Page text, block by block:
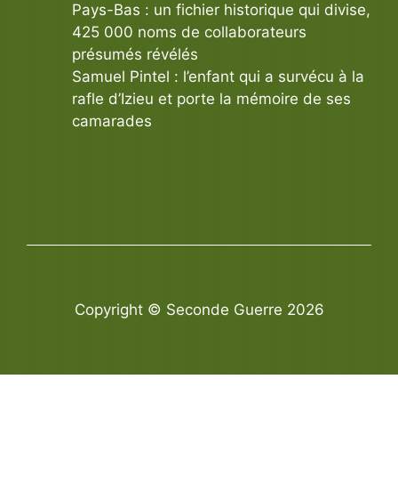
Pays-Bas : un fichier historique qui divise,
425 000 noms de collaborateurs
présumés révélés
Samuel Pintel : l’enfant qui a survécu à la
rafle d’Izieu et porte la mémoire de ses
camarades
Copyright © Seconde Guerre 2026